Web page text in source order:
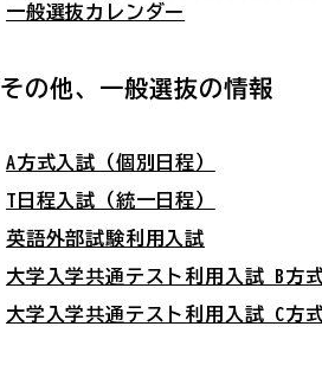
一般選抜カレンダー
その他、一般選抜の情報
A方式入試（個別日程）
T日程入試（統一日程）
英語外部試験利用入試
大学入学共通テスト利用入試 B方
大学入学共通テスト利用入試 C方